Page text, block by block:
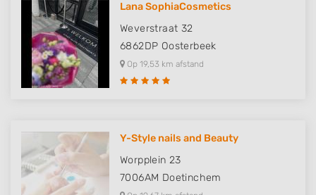
Lana SophiaCosmetics
Weverstraat 32
6862DP Oosterbeek
Op 19,53 km afstand
Y-Style nails and Beauty
Worpplein 23
7006AM Doetinchem